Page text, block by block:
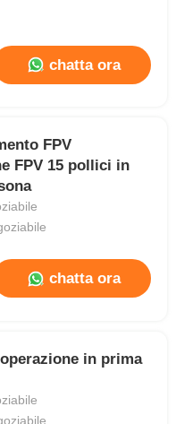
chatta ora
FPV
FPV 15 pollici in
chatta ora
operazione in prima